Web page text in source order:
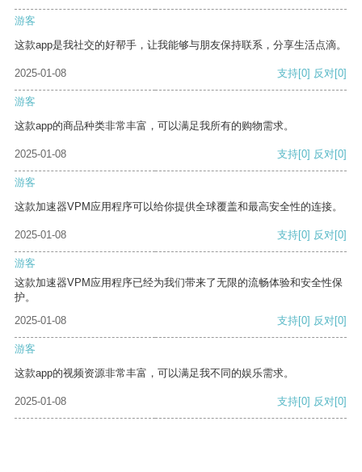
游客
这款app是我社交的好帮手，让我能够与朋友保持联系，分享生活点滴。
2025-01-08 支持[0] 反对[0]
游客
这款app的商品种类非常丰富，可以满足我所有的购物需求。
2025-01-08 支持[0] 反对[0]
游客
这款加速器VPM应用程序可以给你提供全球覆盖和最高安全性的连接。
2025-01-08 支持[0] 反对[0]
游客
这款加速器VPM应用程序已经为我们带来了无限的流畅体验和安全性保
护。
2025-01-08
支持[0] 反对[0]
游客
这款app的视频资源非常丰富，可以满足我不同的娱乐需求。
2025-01-08 支持[0] 反对[0]